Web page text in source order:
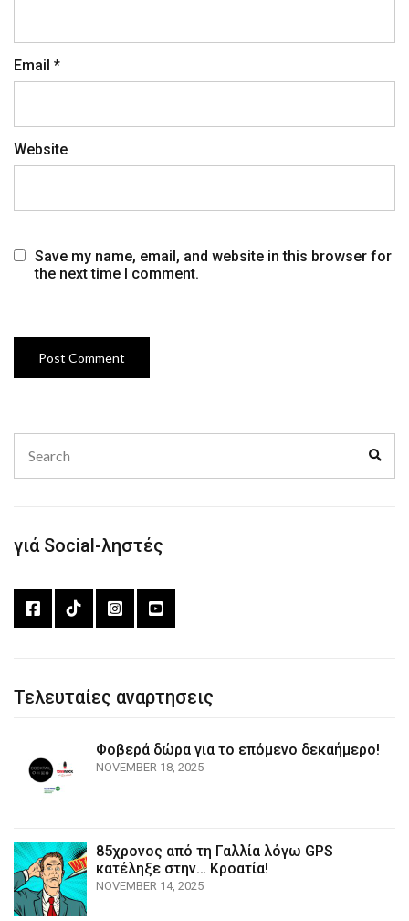
Email *
Website
Save my name, email, and website in this browser for
the next time I comment.
for:
γιά Social-ληστές
Τελευταίες αναρτησεις
Φοβερά δώρα για το επόμενο δεκαήμερο!
NOVEMBER 18, 2025
85χρονος από τη Γαλλία λόγω GPS
κατέληξε στην… Κροατία!
NOVEMBER 14, 2025